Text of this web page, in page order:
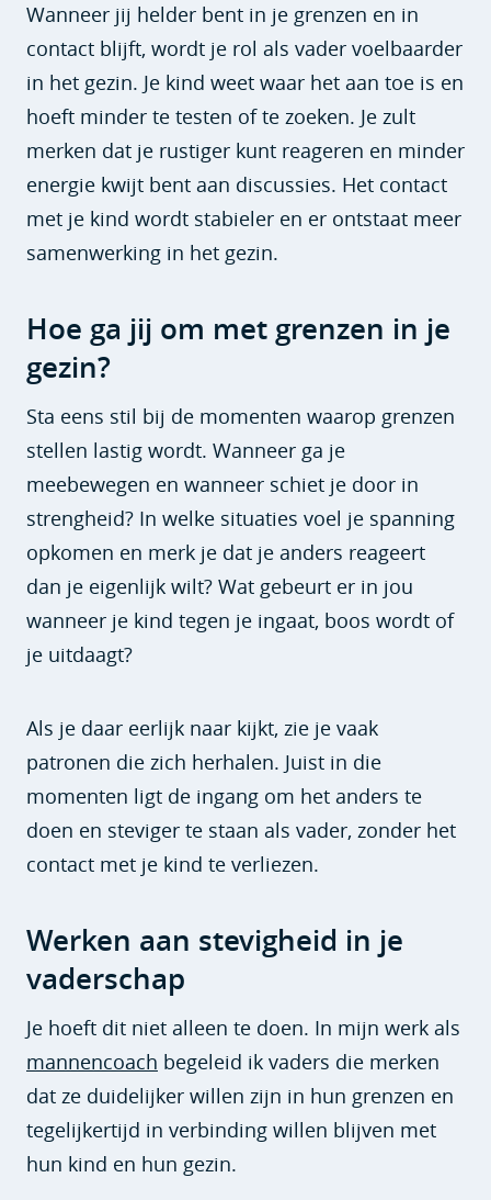
Wanneer jij helder bent in je grenzen en in
contact blijft, wordt je rol als vader voelbaarder
in het gezin. Je kind weet waar het aan toe is en
hoeft minder te testen of te zoeken. Je zult
merken dat je rustiger kunt reageren en minder
energie kwijt bent aan discussies. Het contact
met je kind wordt stabieler en er ontstaat meer
samenwerking in het gezin.
Hoe ga jij om met grenzen in je
gezin?
Sta eens stil bij de momenten waarop grenzen
stellen lastig wordt. Wanneer ga je
meebewegen en wanneer schiet je door in
strengheid? In welke situaties voel je spanning
opkomen en merk je dat je anders reageert
dan je eigenlijk wilt? Wat gebeurt er in jou
wanneer je kind tegen je ingaat, boos wordt of
je uitdaagt?
Als je daar eerlijk naar kijkt, zie je vaak
patronen die zich herhalen. Juist in die
momenten ligt de ingang om het anders te
doen en steviger te staan als vader, zonder het
contact met je kind te verliezen.
Werken aan stevigheid in je
vaderschap
Je hoeft dit niet alleen te doen. In mijn werk als
mannencoach begeleid ik vaders die merken
dat ze duidelijker willen zijn in hun grenzen en
tegelijkertijd in verbinding willen blijven met
hun kind en hun gezin.